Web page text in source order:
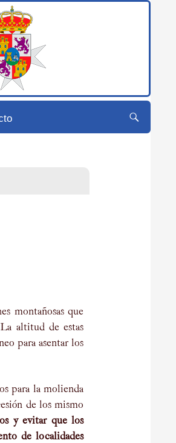
montañosas que
altitud de estas
para asentar los
para la molienda
de los mismo
y evitar que los
de localidades